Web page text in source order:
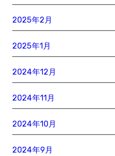
2025年2月
2025年1月
2024年12月
2024年11月
2024年10月
2024年9月